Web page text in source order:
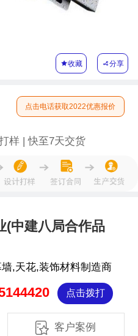
收藏 分享
样 | 快至7天交货
点击电话获取2022优惠报价
(中建八局合作品
,天花,装饰材料制造商
点击拨打
 客户案例